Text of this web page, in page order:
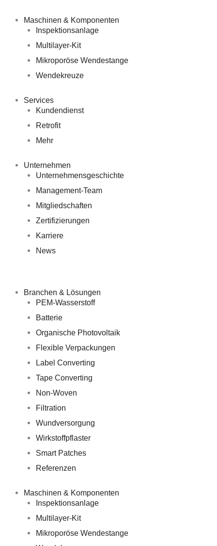
Maschinen & Komponenten
Inspektionsanlage
Multilayer-Kit
Mikroporöse Wendestange
Wendekreuze
Services
Kundendienst
Retrofit
Mehr
Unternehmen
Unternehmensgeschichte
Management-Team
Mitgliedschaften
Zertifizierungen
Karriere
News
Branchen & Lösungen
PEM-Wasserstoff
Batterie
Organische Photovoltaik
Flexible Verpackungen
Label Converting
Tape Converting
Non-Woven
Filtration
Wundversorgung
Wirkstoffpflaster
Smart Patches
Referenzen
Maschinen & Komponenten
Inspektionsanlage
Multilayer-Kit
Mikroporöse Wendestange